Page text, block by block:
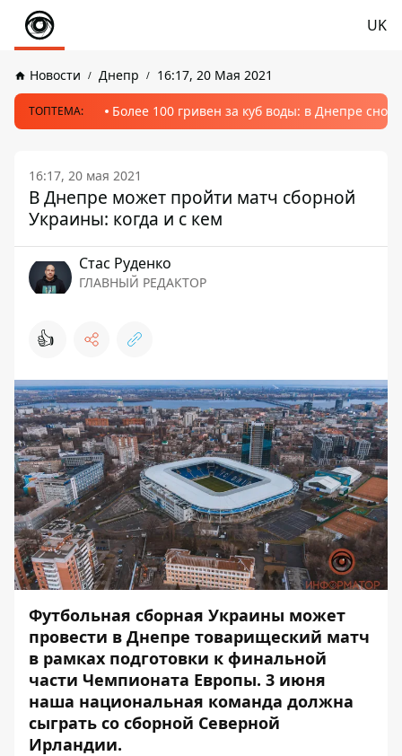
UK
Новости Днепр 16:17, 20 Мая 2021
ТОПТЕМА: Более 100 гривен за куб воды: в Днепре
16:17, 20 мая 2021
В Днепре может пройти матч сборной
Украины: когда и с кем
Стаc Руденко
ГЛАВНЫЙ РЕДАКТОР
👍
Футбольная сборная Украины может
провести в Днепре товарищеский матч
в рамках подготовки к финальной
части Чемпионата Европы. 3 июня
наша национальная команда должна
сыграть со сборной Северной
Ирландии.